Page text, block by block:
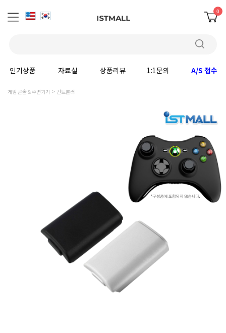
0
인기상품 자료실 상품리뷰 1:1문의 A/S 접수
게임 콘솔 & 주변기기 컨트롤러